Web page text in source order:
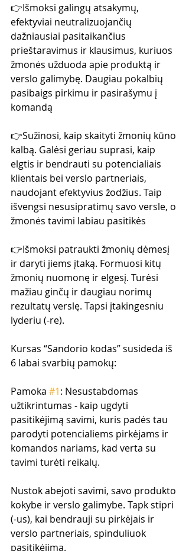
👉Išmoksi galingų atsakymų,
efektyviai neutralizuojančių
dažniausiai pasitaikančius
prieštaravimus ir klausimus, kuriuos
žmonės užduoda apie produktą ir
verslo galimybę. Daugiau pokalbių
pasibaigs pirkimu ir pasirašymu į
komandą
👉Sužinosi, kaip skaityti žmonių kūno
kalbą. Galėsi geriau suprasi, kaip
elgtis ir bendrauti su potencialiais
klientais bei verslo partneriais,
naudojant efektyvius žodžius. Taip
išvengsi nesusipratimų savo versle, o
žmonės tavimi labiau pasitikės
👉Išmoksi patraukti žmonių dėmesį
ir daryti jiems įtaką. Formuosi kitų
žmonių nuomonę ir elgesį. Turėsi
mažiau ginčų ir daugiau norimų
rezultatų verslę. Tapsi įtakingesniu
lyderiu (-re).
Kursas “Sandorio kodas” susideda iš
6 labai svarbių pamokų:
Pamoka #1: Nesustabdomas
užtikrintumas - kaip ugdyti
pasitikėjimą savimi, kuris padės tau
parodyti potencialiems pirkėjams ir
komandos nariams, kad verta su
tavimi turėti reikalų.
Nustok abejoti savimi, savo produkto
kokybe ir verslo galimybe. Tapk stipri
(-us), kai bendrauji su pirkėjais ir
verslo partneriais, spinduliuok
pasitikėjimą.